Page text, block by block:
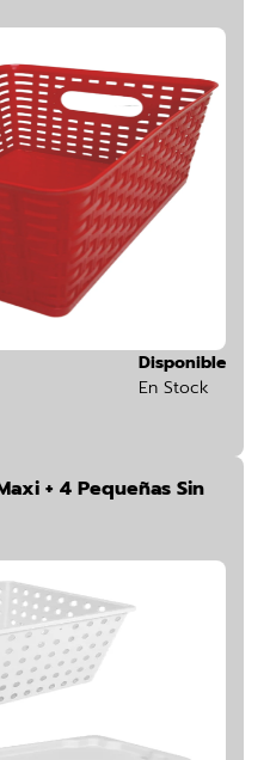
Disponible
En Stock
+ 4 Pequeñas Sin